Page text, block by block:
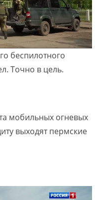
беспилотного
Точно в цель.
мобильных огневых
выходят пермские